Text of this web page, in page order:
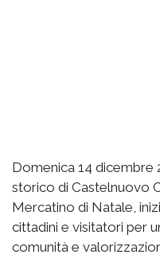
Domenica 14 dicembre
storico di Castelnuovo
Mercatino di Natale,
cittadini e visitatori per
comunità e